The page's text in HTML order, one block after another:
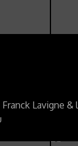
Franck Lavigne &